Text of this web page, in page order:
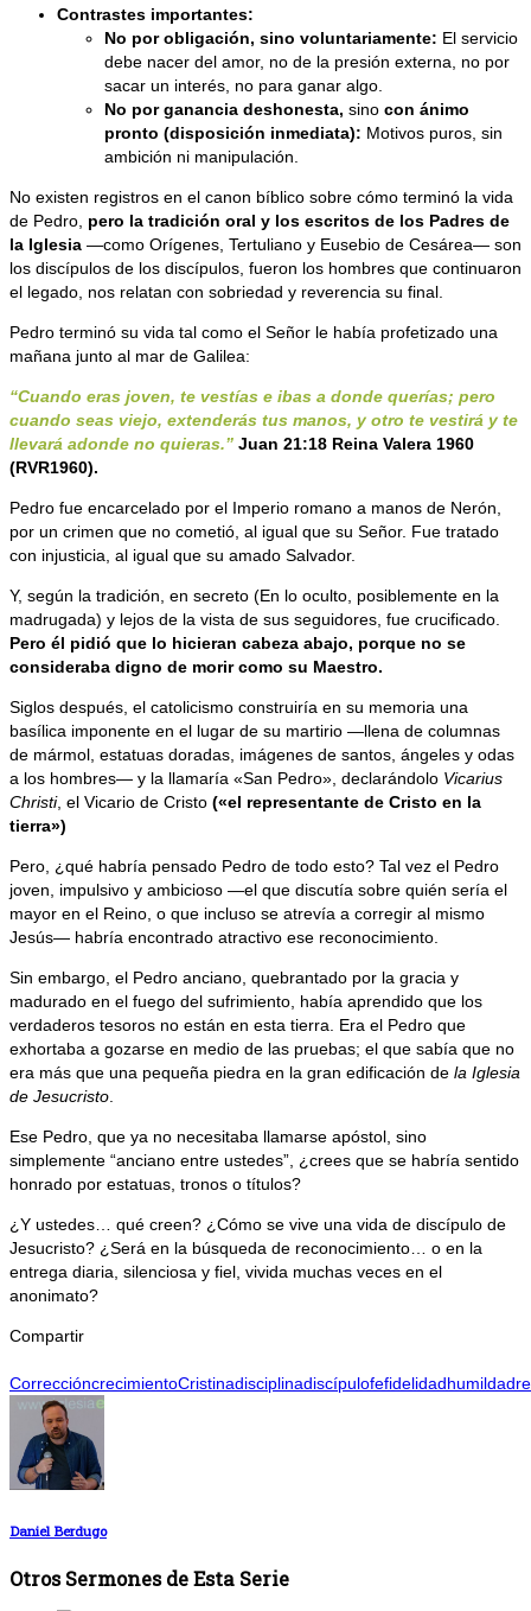
Contrastes importantes:
No por obligación, sino voluntariamente: El servicio
debe nacer del amor, no de la presión externa, no por
sacar un interés, no para ganar algo.
No por ganancia deshonesta, sino con ánimo
pronto (disposición inmediata): Motivos puros, sin
ambición ni manipulación.
No existen registros en el canon bíblico sobre cómo terminó la vida
de Pedro, pero la tradición oral y los escritos de los Padres de
la Iglesia —como Orígenes, Tertuliano y Eusebio de Cesárea— son
los discípulos de los discípulos, fueron los hombres que continuaron
el legado, nos relatan con sobriedad y reverencia su final.
Pedro terminó su vida tal como el Señor le había profetizado una
mañana junto al mar de Galilea:
“Cuando eras joven, te vestías e ibas a donde querías; pero
cuando seas viejo, extenderás tus manos, y otro te vestirá y te
llevará adonde no quieras.” Juan 21:18 Reina Valera 1960
(RVR1960).
Pedro fue encarcelado por el Imperio romano a manos de Nerón,
por un crimen que no cometió, al igual que su Señor. Fue tratado
con injusticia, al igual que su amado Salvador.
Y, según la tradición, en secreto (En lo oculto, posiblemente en la
madrugada) y lejos de la vista de sus seguidores, fue crucificado.
Pero él pidió que lo hicieran cabeza abajo, porque no se
consideraba digno de morir como su Maestro.
Siglos después, el catolicismo construiría en su memoria una
basílica imponente en el lugar de su martirio —llena de columnas
de mármol, estatuas doradas, imágenes de santos, ángeles y odas
a los hombres— y la llamaría «San Pedro», declarándolo Vicarius
Christi, el Vicario de Cristo («el representante de Cristo en la
tierra»)
Pero, ¿qué habría pensado Pedro de todo esto? Tal vez el Pedro
joven, impulsivo y ambicioso —el que discutía sobre quién sería el
mayor en el Reino, o que incluso se atrevía a corregir al mismo
Jesús— habría encontrado atractivo ese reconocimiento.
Sin embargo, el Pedro anciano, quebrantado por la gracia y
madurado en el fuego del sufrimiento, había aprendido que los
verdaderos tesoros no están en esta tierra. Era el Pedro que
exhortaba a gozarse en medio de las pruebas; el que sabía que no
era más que una pequeña piedra en la gran edificación de la Iglesia
de Jesucristo.
Ese Pedro, que ya no necesitaba llamarse apóstol, sino
simplemente “anciano entre ustedes”, ¿crees que se habría sentido
honrado por estatuas, tronos o títulos?
¿Y ustedes… qué creen? ¿Cómo se vive una vida de discípulo de
Jesucristo? ¿Será en la búsqueda de reconocimiento… o en la
entrega diaria, silenciosa y fiel, vivida muchas veces en el
anonimato?
Compartir
CorreccióncrecimientoCristinadisciplinadiscípulofefidelidadhumildad
Daniel Berdugo
Otros Sermones de Esta Serie